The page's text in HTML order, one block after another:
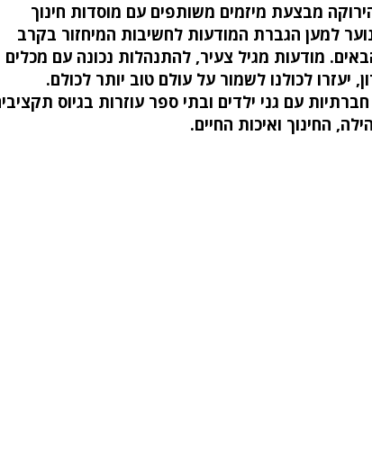
מבצעת מיזמים משותפים עם מוסדות חינוך
למען הגברת המודעות לחשיבות המיחזור בקרב
מודעות מגיל צעיר, להתנהלות נכונה עם מכלים
יעזרו לכולנו לשמור על עולם טוב יותר לכולם.
חברתיות עם גני ילדים ובתי ספר עוזרות בגיוס
החינוך ואיכות החיים.